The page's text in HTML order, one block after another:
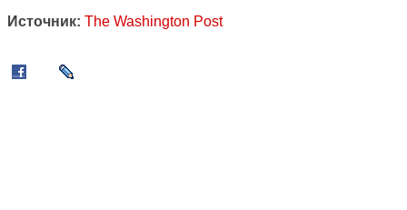
Источник: The Washington Post